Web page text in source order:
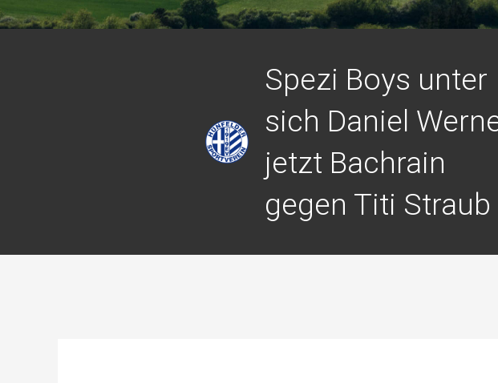
Spezi Boys unter
sich Daniel
jetzt Bachrain
gegen Titi Straub